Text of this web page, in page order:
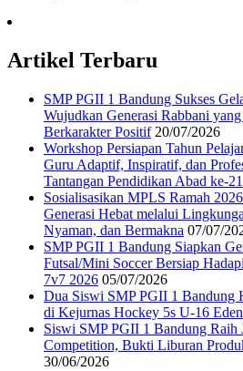
Artikel Terbaru
SMP PGII 1 Bandung Sukses
Wujudkan Generasi Rabbani
Berkarakter Positif 20/07/2026
Workshop Persiapan Tahun
Guru Adaptif, Inspiratif, dan
Tantangan Pendidikan Abad ke-21
Sosialisasikan MPLS Ramah
Generasi Hebat melalui
Nyaman, dan Bermakna 07/07/
SMP PGII 1 Bandung Siapkan
Futsal/Mini Soccer Bersiap
7v7 2026 05/07/2026
Dua Siswi SMP PGII 1 Bandung
di Kejurnas Hockey 5s U-16
Siswi SMP PGII 1 Bandung Raih
Competition, Bukti Liburan
30/06/2026